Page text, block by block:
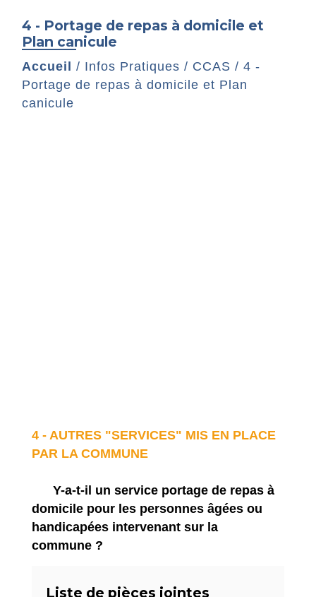
4 - Portage de repas à domicile et
Plan canicule
Accueil / Infos Pratiques / CCAS / 4 -
Portage de repas à domicile et Plan
canicule
4 - AUTRES "SERVICES" MIS EN PLACE
PAR LA COMMUNE
Y-a-t-il un service portage de repas à
domicile pour les personnes âgées ou
handicapées intervenant sur la
commune ?
Liste de pièces jointes